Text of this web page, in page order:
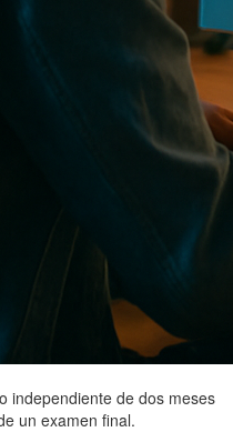
independiente de dos meses
un examen final.